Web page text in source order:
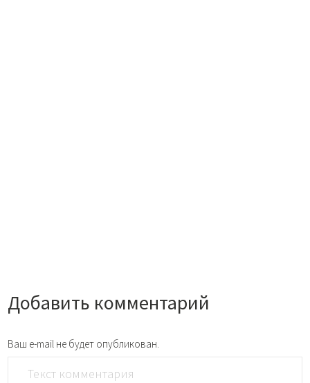
Добавить комментарий
Ваш e-mail не будет опубликован.